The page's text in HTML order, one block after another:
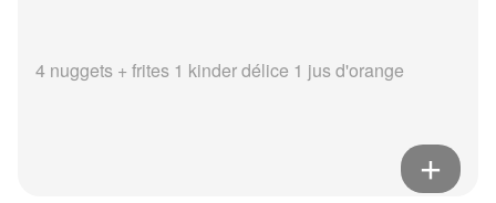
4 nuggets + frites 1 kinder délice 1 jus d'orange